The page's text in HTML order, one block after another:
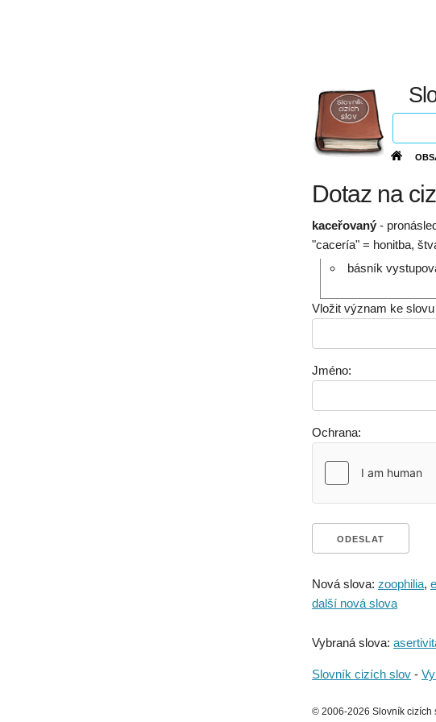
Dotaz na
kaceřovaný -
"cacería" = honitba,
básník
Vložit význam ke
Jméno:
Ochrana:
Nová slova: zoophilia,
další nová slova
Vybraná slova:
Slovník cizích slov -
© 2006-2026 Slovník cizích